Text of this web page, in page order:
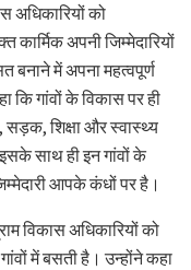
अधिकारियों को
अपनी जिम्मेदारियों
बनाने में अपना महत्वपूर्ण
कि गांवों के विकास पर ही
सड़क, शिक्षा और स्वास्थ्य
साथ ही इन गांवों के
आपके कंधों पर है।
विकास अधिकारियों को
में बसती है। उन्होंने कहा